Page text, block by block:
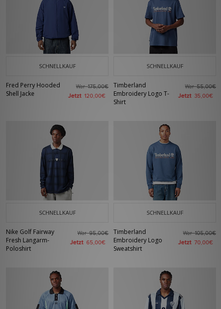
SCHNELLKAUF
Fred Perry Hooded
Shell Jacke
War175,00€
Jetzt 120,00€
SCHNELLKAUF
Timberland
Embroidery Logo T-
Shirt
War55,00€
Jetzt 35,00€
SCHNELLKAUF
Nike Golf Fairway
Fresh Langarm-
Poloshirt
War95,00€
Jetzt 65,00€
SCHNELLKAUF
Timberland
Embroidery Logo
Sweatshirt
War105,00€
Jetzt 70,00€